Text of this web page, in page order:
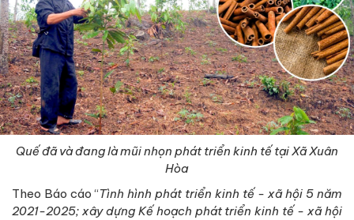
Quế đã và đang là mũi nhọn phát triển kinh tế tại Xã Xuân
Hòa
Theo Báo cáo “Tình hình phát triển kinh tế - xã hội 5 năm
2021-2025; xây dựng Kế hoạch phát triển kinh tế - xã hội